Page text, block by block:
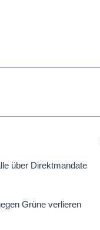
über Direktmandate
Grüne verlieren